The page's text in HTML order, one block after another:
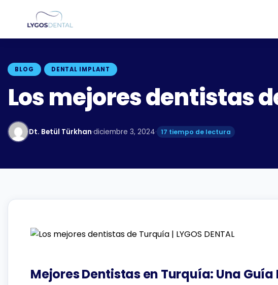
BLOG DENTAL IMPLANT
Los mejores dentistas
Dt. Betül Türkhan·diciembre 3, 2024· 17 tiempo de lectura
Mejores Dentistas en Turquía: Una